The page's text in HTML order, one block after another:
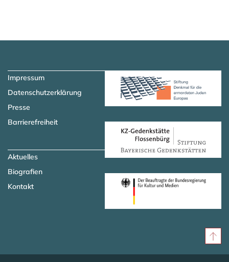
Impressum
Datenschutzerklärung
Presse
Barrierefreiheit
Aktuelles
Biografien
Kontakt